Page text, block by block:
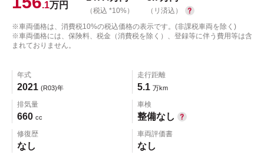
.1万円
（税込 *10%）
（リ済込）
※車両価格は、消費税10%の税込価格の表示です。(非課税車両を除く)
※車両価格には、保険料、税金（消費税を除く）、登録等に伴う費用等は含
まれておりません。
年式
2021 (R03)年
走行距離
5.1 万km
排気量
660 cc
車検
整備なし
修復歴
なし
車両評価書
なし